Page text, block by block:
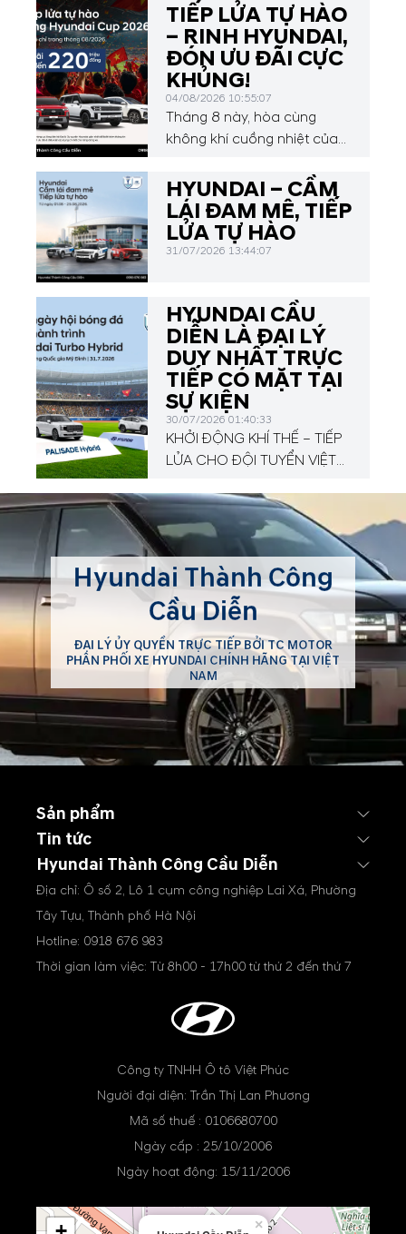
TIẾP LỬA TỰ HÀO
– RINH HYUNDAI,
ĐÓN ƯU ĐÃI CỰC
KHỦNG!
04/08/2026 10:55:07
Tháng 8 này, hòa cùng
không khí cuồng nhiệt của
Hyundai Thành Công Cầu
Diễn mang đến chương
trình ưu đãi hấp dẫn dành
cho Quý khách hàng.
HYUNDAI – CẦM
LÁI ĐAM MÊ, TIẾP
LỬA TỰ HÀO
31/07/2026 13:44:07
HYUNDAI CẦU
DIỄN LÀ ĐẠI LÝ
DUY NHẤT TRỰC
TIẾP CÓ MẶT TẠI
SỰ KIỆN
30/07/2026 01:40:33
KHỞI ĐỘNG KHÍ THẾ – TIẾP
LỬA CHO ĐỘI TUYỂN VIỆT
2026!
Hyundai Thành Công
Cầu Diễn
ĐẠI LÝ ỦY QUYỀN TRỰC TIẾP BỞI TC MOTOR
PHÂN PHỐI XE HYUNDAI CHÍNH HÃNG TẠI VIỆT
NAM
Sản phẩm
Tin tức
Hyundai Thành Công Cầu Diễn
Địa chỉ: Ô số 2, Lô 1 cụm công nghiệp Lai Xá, Phường
Tây Tựu, Thành phố Hà Nội
Hotline: 0918 676 983
Thời gian làm việc: Từ 8h00 - 17h00 từ thứ 2 đến thứ 7
Công ty TNHH Ô tô Việt Phúc
Người đại diện: Trần Thị Lan Phương
Mã số thuế : 0106680700
Ngày cấp : 25/10/2006
Ngày hoạt động: 15/11/2006
×